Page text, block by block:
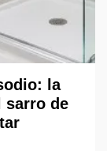
la
sarro de